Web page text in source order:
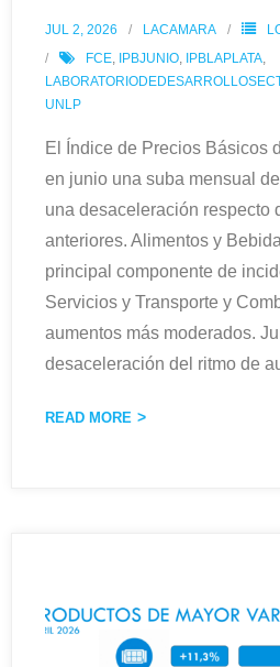
JUL 2, 2026 LACAMARA
FCE, IPBJUNIO, IPBLAPLATA,
UNLP
El Índice de Precios Básicos
en junio una suba mensual
una desaceleración respecto
anteriores. Alimentos y
principal componente de
Servicios y Transporte y
aumentos más moderados.
desaceleración del ritmo de
READ MORE